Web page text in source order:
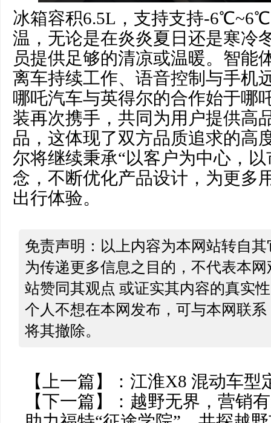
冰箱容积6.5L，支持支持-
温，无论是在炎炎夏日还是寒冷
员提供足够的清凉或温暖。智能
离车持续工作、语音控制与手机
哪吒汽车与英得尔的合作始于哪
装再次携手，共同为用户提供高
品，这体现了双方品质追求的高
尔将继续秉承“以客户为中心，
念，不断优化产品设计，为更多
出行体验。
免责声明：以上内容为本网站转自
为传递更多信息之目的，不代表本
站赞同其观点 或证实其内容的真实
个人不想在本网发布，可与本网联
将其撤除。
【上一篇】： 江淮X8 混动车型
【下一篇】： 越野无界，营销